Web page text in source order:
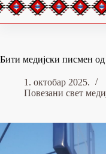
Бити медијски писмен
1. октобар 2025.
Повезани свет